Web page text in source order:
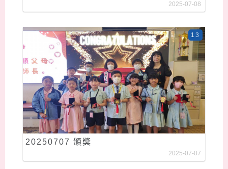
2025-07-08
20250707 頒獎
13
2025-07-07